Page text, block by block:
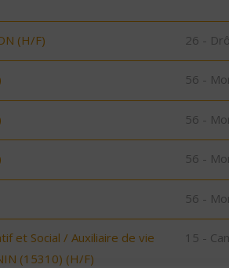
(H/F) 26 -
56 -
56 -
56 -
56 -
et Social / Auxiliaire de vie
(15310) (H/F)
15 -